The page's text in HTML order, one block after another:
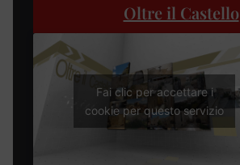
Oltre il Castello
Fai clic per accettare i
cookie per questo servizio